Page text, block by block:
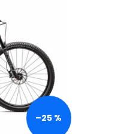
–25 %